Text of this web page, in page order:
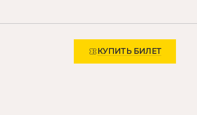
КУПИТЬ БИЛЕТ